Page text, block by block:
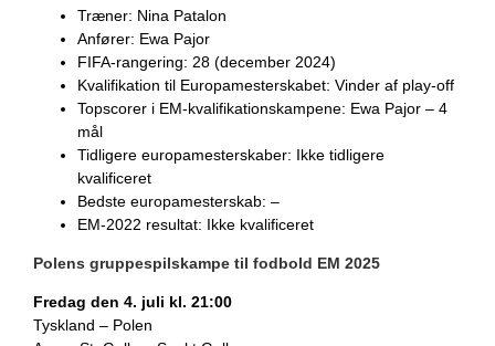
Træner: Nina Patalon
Anfører: Ewa Pajor
FIFA-rangering: 28 (december 2024)
Kvalifikation til Europamesterskabet: Vinder af play-off
Topscorer i EM-kvalifikationskampene: Ewa Pajor – 4
mål
Tidligere europamesterskaber: Ikke tidligere
kvalificeret
Bedste europamesterskab: –
EM-2022 resultat: Ikke kvalificeret
Polens gruppespilskampe til fodbold EM 2025
Fredag den 4. juli kl. 21:00
Tyskland – Polen